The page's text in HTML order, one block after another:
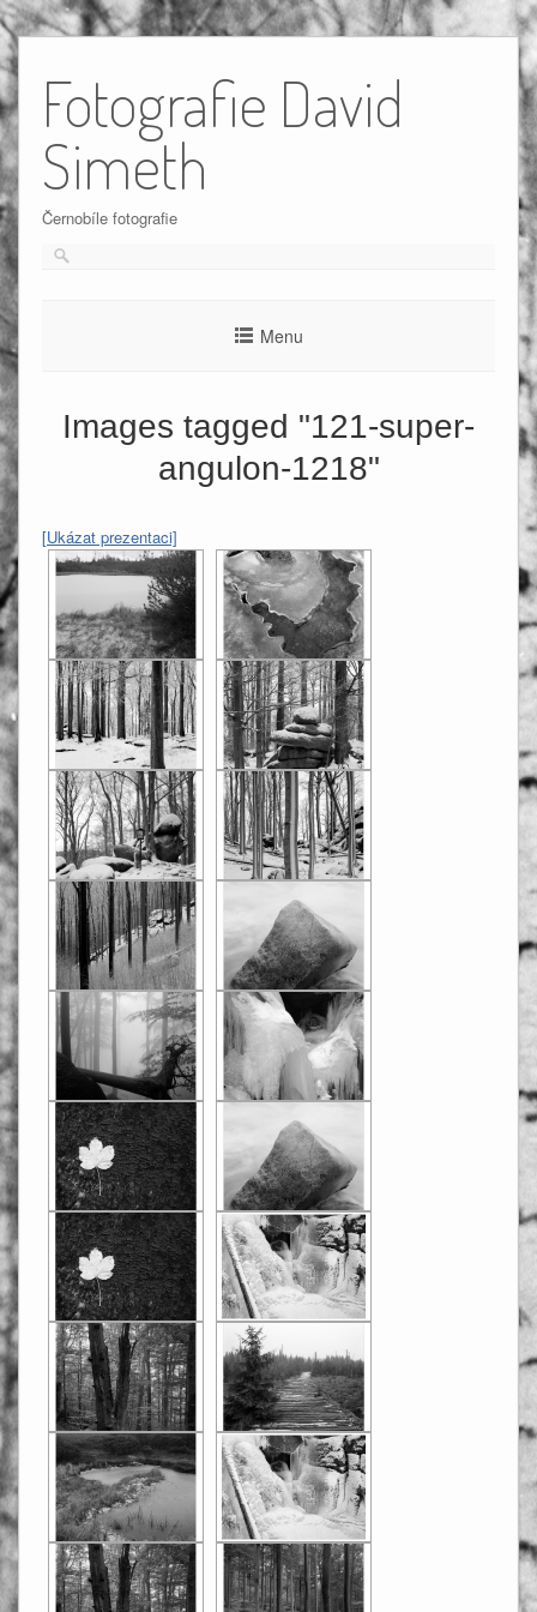
content
Fotografie David
Simeth
Černobíle fotografie
Menu
Images tagged "121-super-
angulon-1218"
[Ukázat prezentaci]